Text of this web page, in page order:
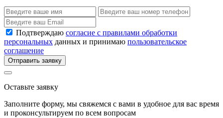
Подтверждаю согласие с правилами обработки
персональных данных и принимаю пользовательское
соглашение
Отправить заявку
Оставьте заявку
Заполните форму, мы свяжемся с вами в удобное для вас время
и проконсультируем по всем вопросам